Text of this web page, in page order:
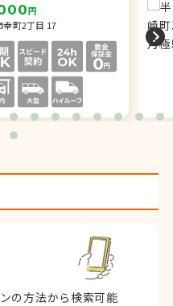
円
幸町2丁目 17
の方法から検索可能